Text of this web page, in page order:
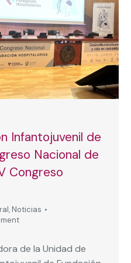
Infantojuvenil de
Nacional de
Congreso
, Noticias
de la Unidad de